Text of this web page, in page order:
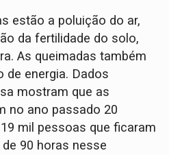
estão a poluição do ar,
da fertilidade do solo,
As queimadas também
energia. Dados
mostram que as
no ano passado 20
mil pessoas que ficaram
90 horas nesse